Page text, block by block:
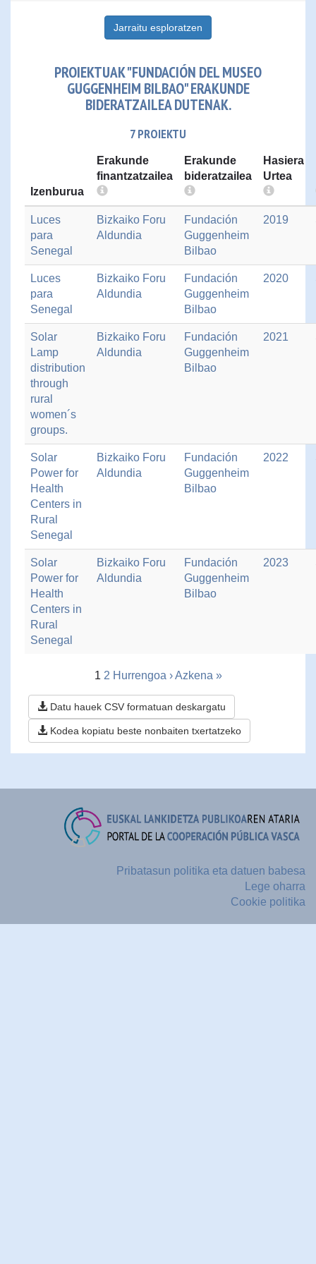
Jarraitu esploratzen
PROIEKTUAK "FUNDACIÓN DEL MUSEO
GUGGENHEIM BILBAO" ERAKUNDE
BIDERATZAILEA DUTENAK.
7 PROIEKTU
Izenburua
Erakunde
finantzatzailea
Erakunde
bideratzailea
Hasiera
Urtea
Luces
para
Senegal
Bizkaiko Foru
Aldundia
Fundación
Guggenheim
Bilbao
2019
Luces
para
Senegal
Bizkaiko Foru
Aldundia
Fundación
Guggenheim
Bilbao
2020
Solar
Lamp
distribution
through
rural
women´s
groups.
Bizkaiko Foru
Aldundia
Fundación
Guggenheim
Bilbao
2021
Solar
Power for
Health
Centers in
Rural
Senegal
Bizkaiko Foru
Aldundia
Fundación
Guggenheim
Bilbao
2022
Solar
Power for
Health
Centers in
Rural
Senegal
Bizkaiko Foru
Aldundia
Fundación
Guggenheim
Bilbao
2023
1 2 Hurrengoa › Azkena »
Datu hauek CSV formatuan deskargatu
Kodea kopiatu beste nonbaiten txertatzeko
Pribatasun politika eta datuen babesa
Lege oharra
Cookie politika